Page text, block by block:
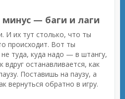
— баги и лаги
И их тут столько, что ты
происходит. Вот ты
туда, куда надо — в штангу,
останавливается, как
Поставишь на паузу, а
вернуться обратно в игру.